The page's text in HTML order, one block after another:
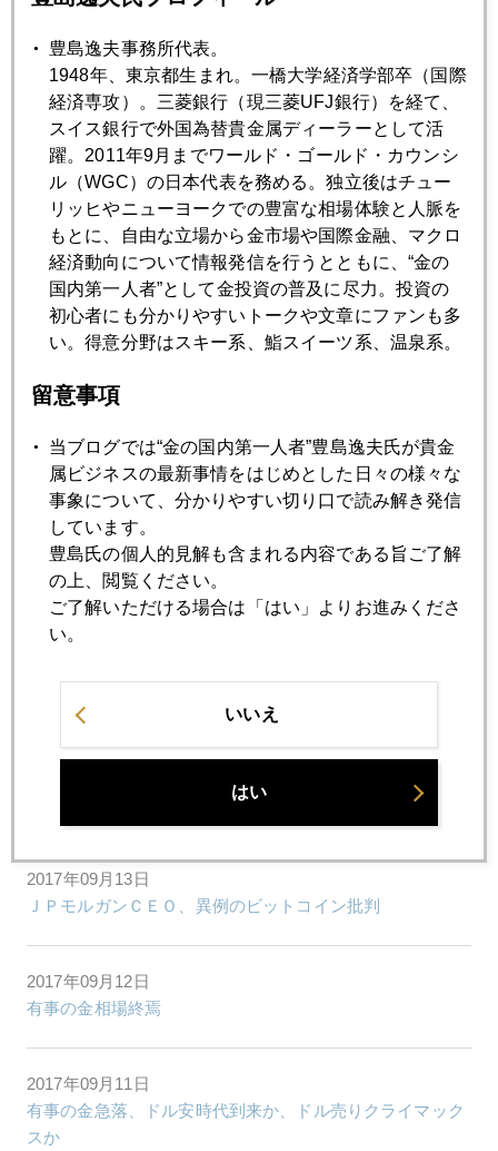
2017年09月26日
Ｊアラート鳴るなかでの日本経済再生議論？
2017年09月25日
日本の解散スルーして、週末、世界は動いた
2017年09月22日
金価格・日本株・ドル円見通し点検
バーナンキ氏も警鐘、量的引き締めの行方
2017年09月20日
能天気な日本市場
2017年09月19日
「解散」とＦＯＭＣにざわめく市場
2017年09月13日
ＪＰモルガンＣＥＯ、異例のビットコイン批判
2017年09月12日
有事の金相場終焉
2017年09月11日
有事の金急落、ドル安時代到来か、ドル売りクライマック
スか
豊島逸夫事務所代表。
1948年、東京都生まれ。一橋大学経済学部卒（国際
経済専攻）。三菱銀行（現三菱UFJ銀行）を経て、
スイス銀行で外国為替貴金属ディーラーとして活
躍。2011年9月までワールド・ゴールド・カウンシ
ル（WGC）の日本代表を務める。独立後はチュー
リッヒやニューヨークでの豊富な相場体験と人脈を
もとに、自由な立場から金市場や国際金融、マクロ
経済動向について情報発信を行うとともに、“金の
国内第一人者”として金投資の普及に尽力。投資の
初心者にも分かりやすいトークや文章にファンも多
い。得意分野はスキー系、鮨スイーツ系、温泉系。
留意事項
当ブログでは“金の国内第一人者”豊島逸夫氏が貴金
属ビジネスの最新事情をはじめとした日々の様々な
事象について、分かりやすい切り口で読み解き発信
しています。
豊島氏の個人的見解も含まれる内容である旨ご了解
の上、閲覧ください。
ご了解いただける場合は「はい」よりお進みくださ
い。
いいえ
はい